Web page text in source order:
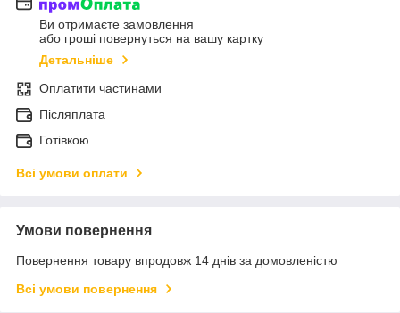
Ви отримаєте замовлення
або гроші повернуться на вашу картку
Детальніше
Оплатити частинами
Післяплата
Готівкою
Всі умови оплати
Умови повернення
Повернення товару впродовж 14 днів за домовленістю
Всі умови повернення